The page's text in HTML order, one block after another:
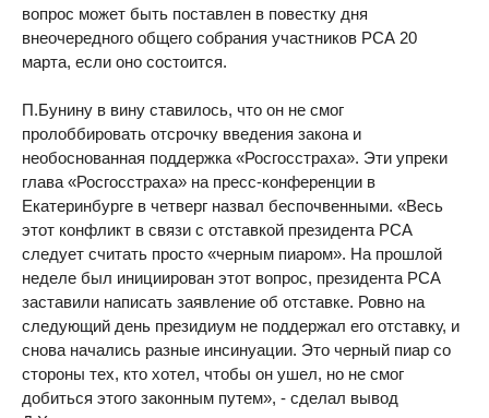
вопрос может быть поставлен в повестку дня
внеочередного общего собрания участников РСА 20
марта, если оно состоится.
П.Бунину в вину ставилось, что он не смог
пролоббировать отсрочку введения закона и
необоснованная поддержка «Росгосстраха». Эти упреки
глава «Росгосстраха» на пресс-конференции в
Екатеринбурге в четверг назвал беспочвенными. «Весь
этот конфликт в связи с отставкой президента РСА
следует считать просто «черным пиаром». На прошлой
неделе был инициирован этот вопрос, президента РСА
заставили написать заявление об отставке. Ровно на
следующий день президиум не поддержал его отставку, и
снова начались разные инсинуации. Это черный пиар со
стороны тех, кто хотел, чтобы он ушел, но не смог
добиться этого законным путем», - сделал вывод